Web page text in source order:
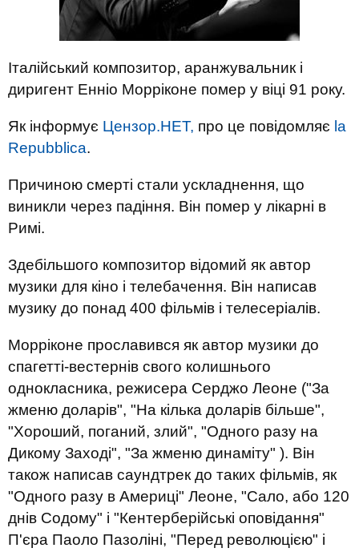
Італійський композитор, аранжувальник і
диригент Енніо Морріконе помер у віці 91 року.
Як інформує Цензор.НЕТ, про це повідомляє la
Repubblica.
Причиною смерті стали ускладнення, що
виникли через падіння. Він помер у лікарні в
Римі.
Здебільшого композитор відомий як автор
музики для кіно і телебачення. Він написав
музику до понад 400 фільмів і телесеріалів.
Морріконе прославився як автор музики до
спагетті-вестернів свого колишнього
однокласника, режисера Серджо Леоне ("За
жменю доларів", "На кілька доларів більше",
"Хороший, поганий, злий", "Одного разу на
Дикому Заході", "За жменю динаміту" ). Він
також написав саундтрек до таких фільмів, як
"Одного разу в Америці" Леоне, "Сало, або 120
днів Содому" і "Кентерберійські оповідання"
П'єра Паоло Пазоліні, "Перед революцією" і